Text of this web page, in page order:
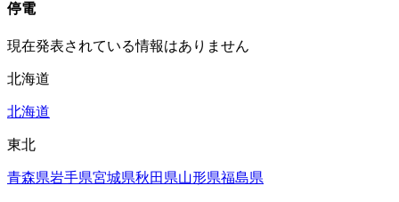
停電
現在発表されている情報はありません
北海道
北海道
東北
青森県岩手県宮城県秋田県山形県福島県